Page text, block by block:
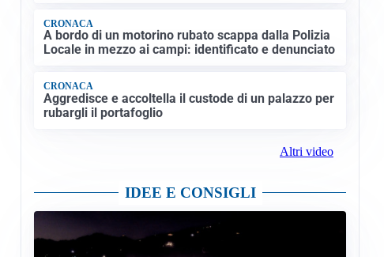
CRONACA
A bordo di un motorino rubato scappa dalla Polizia
Locale in mezzo ai campi: identificato e denunciato
CRONACA
Aggredisce e accoltella il custode di un palazzo per
rubargli il portafoglio
Altri video
IDEE E CONSIGLI